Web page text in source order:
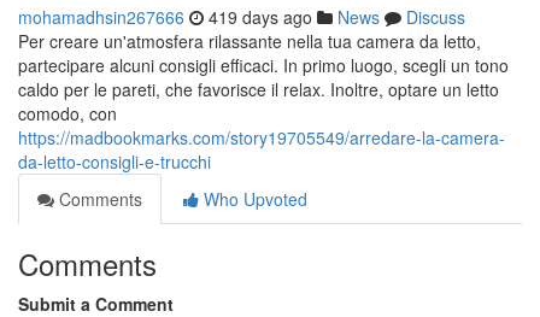
mohamadhsin267666 419 days ago News
Discuss
Per creare un'atmosfera rilassante nella tua camera da letto,
partecipare alcuni consigli efficaci. In primo luogo, scegli un tono
caldo per le pareti, che favorisce il relax. Inoltre, optare un letto
comodo, con
https://madbookmarks.com/story19705549/arredare-la-camera-
da-letto-consigli-e-trucchi
Comments
Who Upvoted
Comments
Submit a Comment